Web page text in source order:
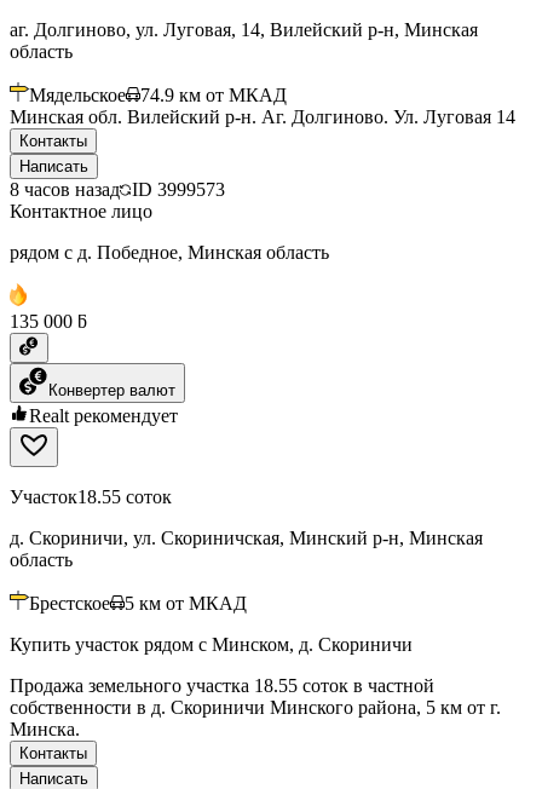
аг. Долгиново, ул. Луговая, 14, Вилейский р-н, Минская
область
Мядельское 74.9 км от МКАД
Минская обл. Вилейский р-н. Аг. Долгиново. Ул. Луговая 14
Контакты
Написать
8 часов назад ID 3999573
Контактное лицо
рядом с д. Победное, Минская область
135 000 ƃ
Конвертер валют
Realt рекомендует
Участок18.55 соток
д. Скориничи, ул. Скориничская, Минский р-н, Минская
область
Брестское 5 км от МКАД
Купить участок рядом с Минском, д. Скориничи
Продажа земельного участка 18.55 соток в частной
собственности в д. Скориничи Минского района, 5 км от г.
Минска.
Контакты
Написать